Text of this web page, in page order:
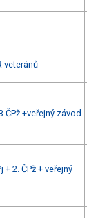
veteránů
+veřejný závod
2. ČPž + veřejný